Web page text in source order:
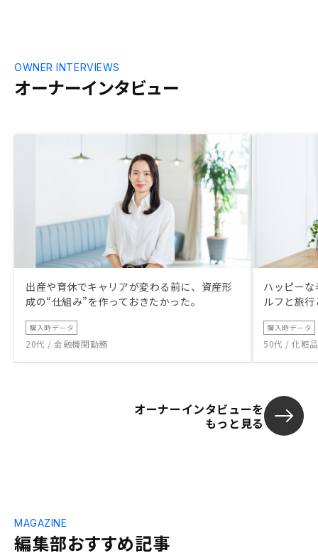
ですし、いいのかなと思いました。 どの
くらいの値段で、どういう物件を買うこと
ができるのか、比較の仕方が難しかったの
と思います、自分の選んだ物件が他の物件
と比較して妥当な値段なのか、妥当な家賃
なのか判断が難しいので、一覧表があれば
比較しやすいと思います。
オーナーインタビュー
OWNER INTERVIEWS
出産や育休でキャリアが変わる前に、資産形
成の“仕組み”を作っておきたかった。
購入時データ
20代 / 金融機関勤務
ハッピー
ルフと旅
購入時データ
50代 / 化粧
オーナーインタビューを
もっと見る
編集部おすすめ記事
MAGAZINE